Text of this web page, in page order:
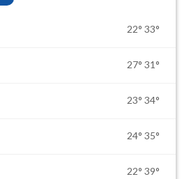
22° 33°
27° 31°
23° 34°
24° 35°
22° 39°